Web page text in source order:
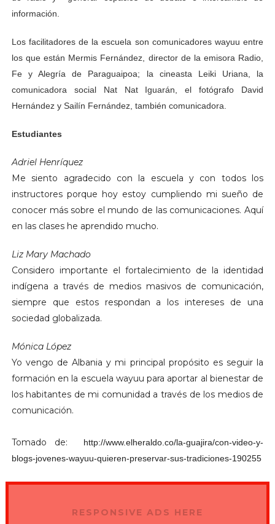
información.
Los facilitadores de la escuela son comunicadores wayuu entre
los que están Mermis Fernández, director de la emisora Radio,
Fe y Alegría de Paraguaipoa; la cineasta Leiki Uriana, la
comunicadora social Nat Nat Iguarán, el fotógrafo David
Hernández y Sailín Fernández, también comunicadora.
Estudiantes
Adriel Henríquez
Me siento agradecido con la escuela y con todos los
instructores porque hoy estoy cumpliendo mi sueño de
conocer más sobre el mundo de las comunicaciones. Aquí
en las clases he aprendido mucho.
Liz Mary Machado
Considero importante el fortalecimiento de la identidad
indígena a través de medios masivos de comunicación,
siempre que estos respondan a los intereses de una
sociedad globalizada.
Mónica López
Yo vengo de Albania y mi principal propósito es seguir la
formación en la escuela wayuu para aportar al bienestar de
los habitantes de mi comunidad a través de los medios de
comunicación.
Tomado de:
http://www.elheraldo.co/la-guajira/con-video-y-
blogs-jovenes-wayuu-quieren-preservar-sus-tradiciones-190255
RESPONSIVE ADS HERE